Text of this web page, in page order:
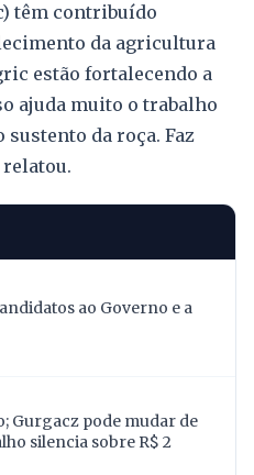
têm contribuído
da agricultura
estão fortalecendo a
ajuda muito o trabalho
da roça. Faz
relatou.
ao Governo e a
Gurgacz pode mudar de
silencia sobre R$ 2